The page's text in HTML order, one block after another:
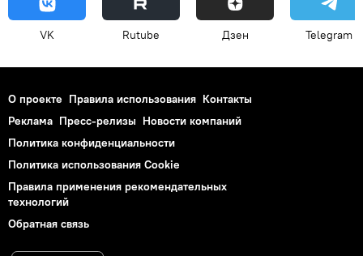
VK Rutube Дзен Telegram
О проекте Правила использования Контакты
Реклама Пресс-релизы Новости компаний
Политика конфиденциальности
Политика использования Cookie
Правила применения рекомендательных
технологий
Обратная связь